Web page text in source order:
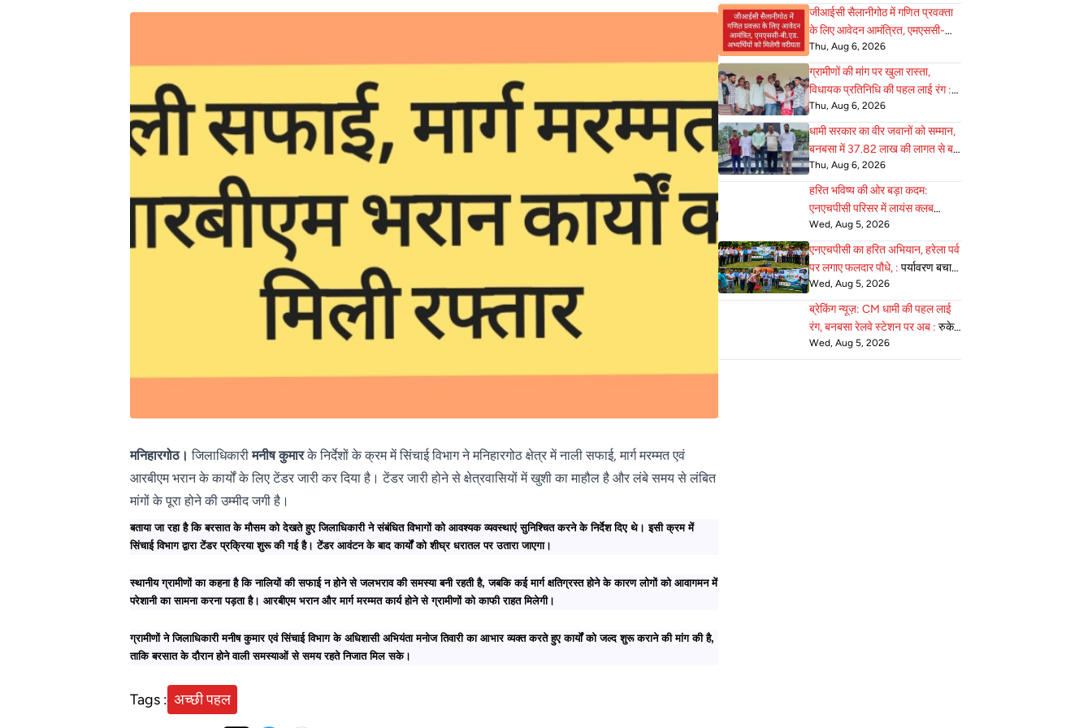
मनिहारगोठ। जिलाधिकारीमनीष कुमारके निर्देशों के क्रम में सिंचाई विभाग ने मनिहारगोठ क्षेत्र में नाली सफाई, मार्ग मरम्मत एवं
आरबीएम भरान के कार्यों के लिए टेंडर जारी कर दिया है। टेंडर जारी होने से क्षेत्रवासियों में खुशी का माहौल है और लंबे समय से लंबित
मांगों के पूरा होने की उम्मीद जगी है।
बताया जा रहा है कि बरसात के मौसम को देखते हुए जिलाधिकारी ने संबंधित विभागों को आवश्यक व्यवस्थाएं सुनिश्चित करने के निर्देश दिए थे। इसी क्रम में
सिंचाई विभाग द्वारा टेंडर प्रक्रिया शुरू की गई है। टेंडर आवंटन के बाद कार्यों को शीघ्र धरातल पर उतारा जाएगा।
स्थानीय ग्रामीणों का कहना है कि नालियों की सफाई न होने से जलभराव की समस्या बनी रहती है, जबकि कई मार्ग क्षतिग्रस्त होने के कारण लोगों को आवागमन में
परेशानी का सामना करना पड़ता है। आरबीएम भरान और मार्ग मरम्मत कार्य होने से ग्रामीणों को काफी राहत मिलेगी।
ग्रामीणों ने जिलाधिकारी मनीष कुमार एवं सिंचाई विभाग के अधिशासी अभियंता मनोज तिवारी का आभार व्यक्त करते हुए कार्यों को जल्द शुरू कराने की मांग की है,
ताकि बरसात के दौरान होने वाली समस्याओं से समय रहते निजात मिल सके।
Tags : अच्छी पहल
जीआईसी सैलानीगोठ में गणित प्रवक्ता
के लिए आवेदन आमंत्रित, एमएससी-
बी.एड :अभ्यर्थियों को मिलेगी वरीयता
Thu, Aug 6, 2026
ग्रामीणों की मांग पर खुला रास्ता,
विधायक प्रतिनिधि की पहल लाई रंग :
एनएचपीसी ने सुरक्षा के साथ दी
आवाजाही की अनुमति
Thu, Aug 6, 2026
धामी सरकार का वीर जवानों को सम्मान,
बनबसा में 37.82 लाख की लागत से बन
:रहा भव्य सैनिक स्मारक अंतिम चरण में
Thu, Aug 6, 2026
हरित भविष्य की ओर बड़ा कदम:
एनएचपीसी परिसर में लायंस क्लब
जोन-22 ने 75 :पौधे रोपे, पर्यावरण
संरक्षण का दिया सशक्त संदेश
Wed, Aug 5, 2026
एनएचपीसी का हरित अभियान, हरेला पर्व
पर लगाए फलदार पौधे, : पर्यावरण बचाने
का लिया संकल्प
Wed, Aug 5, 2026
ब्रेकिंग न्यूज़: CM धामी की पहल लाई
रंग, बनबसा रेलवे स्टेशन पर अब : रुकेगी
अछनेरा–टनकपुर एक्सप्रेस
Wed, Aug 5, 2026